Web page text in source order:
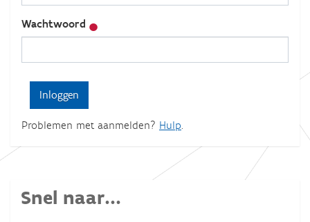
Wachtwoord
Problemen met aanmelden? Hulp
Snel naar...